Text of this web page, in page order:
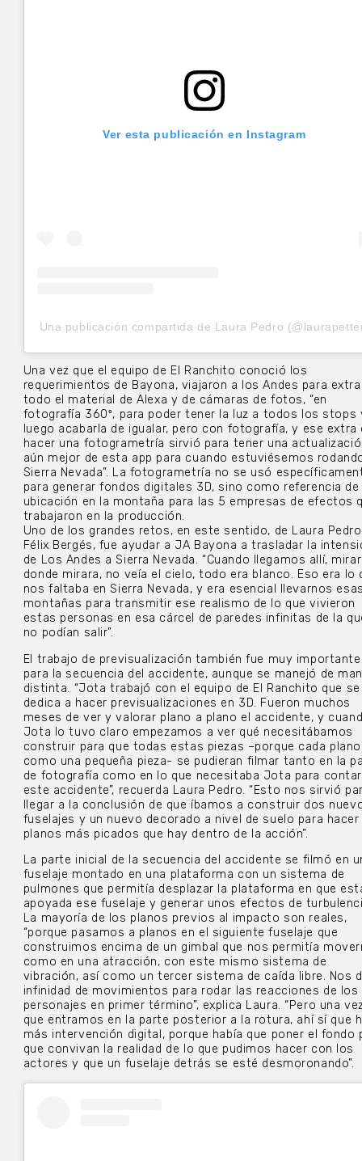
Ver esta publicación en Instagram
Una publicación compartida de Laura Pedro
Una vez que el equipo de El Ranchito conoció los
requerimientos de Bayona, viajaron a los Andes para
todo el material de Alexa y de cámaras de fotos, “en
fotografía 360º, para poder tener la luz a todos los stops
luego acabarla de igualar, pero con fotografía, y ese extra
hacer una fotogrametría sirvió para tener una
aún mejor de esta app para cuando estuviésemos
Sierra Nevada”. La fotogrametría no se usó
para generar fondos digitales 3D, sino como referencia de
ubicación en la montaña para las 5 empresas de efectos
trabajaron en la producción.
Uno de los grandes retos, en este sentido, de Laura
Félix Bergés, fue ayudar a JA Bayona a trasladar la
de Los Andes a Sierra Nevada. “Cuando llegamos allí,
donde mirara, no veía el cielo, todo era blanco. Eso era lo
nos faltaba en Sierra Nevada, y era esencial llevarnos
montañas para transmitir ese realismo de lo que vivieron
estas personas en esa cárcel de paredes infinitas de la
no podían salir”.
El trabajo de previsualización también fue muy importante
para la secuencia del accidente, aunque se manejó de
distinta. “Jota trabajó con el equipo de El Ranchito que se
dedica a hacer previsualizaciones en 3D. Fueron muchos
meses de ver y valorar plano a plano el accidente, y
Jota lo tuvo claro empezamos a ver qué necesitábamos
construir para que todas estas piezas –porque cada
como una pequeña pieza- se pudieran filmar tanto en la
de fotografía como en lo que necesitaba Jota para contar
este accidente”, recuerda Laura Pedro. “Esto nos sirvió
llegar a la conclusión de que íbamos a construir dos
fuselajes y un nuevo decorado a nivel de suelo para
planos más picados que hay dentro de la acción”.
La parte inicial de la secuencia del accidente se filmó en
fuselaje montado en una plataforma con un sistema de
pulmones que permitía desplazar la plataforma en que
apoyada ese fuselaje y generar unos efectos de
La mayoría de los planos previos al impacto son reales,
“porque pasamos a planos en el siguiente fuselaje que
construimos encima de un gimbal que nos permitía
como en una atracción, con este mismo sistema de
vibración, así como un tercer sistema de caída libre. Nos
infinidad de movimientos para rodar las reacciones de los
personajes en primer término”, explica Laura. “Pero una
que entramos en la parte posterior a la rotura, ahí sí que
más intervención digital, porque había que poner el fondo
que convivan la realidad de lo que pudimos hacer con los
actores y que un fuselaje detrás se esté desmoronando”.